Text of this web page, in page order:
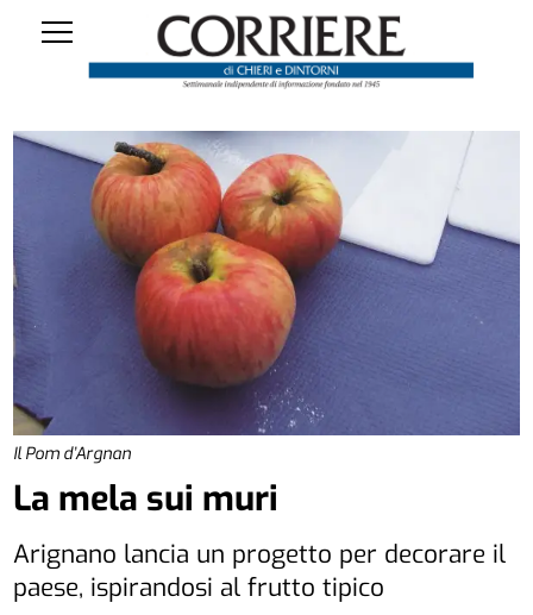
Il Pom d’Argnan
La mela sui muri
Arignano lancia un progetto per decorare il
paese, ispirandosi al frutto tipico